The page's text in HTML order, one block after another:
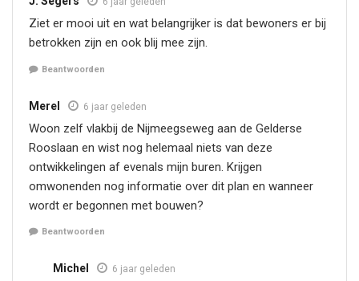
Ziet er mooi uit en wat belangrijker is dat bewoners er bij
betrokken zijn en ook blij mee zijn.
Beantwoorden
Merel 6 jaar geleden
Woon zelf vlakbij de Nijmeegseweg aan de Gelderse
Rooslaan en wist nog helemaal niets van deze
ontwikkelingen af evenals mijn buren. Krijgen
omwonenden nog informatie over dit plan en wanneer
wordt er begonnen met bouwen?
Beantwoorden
Michel 6 jaar geleden